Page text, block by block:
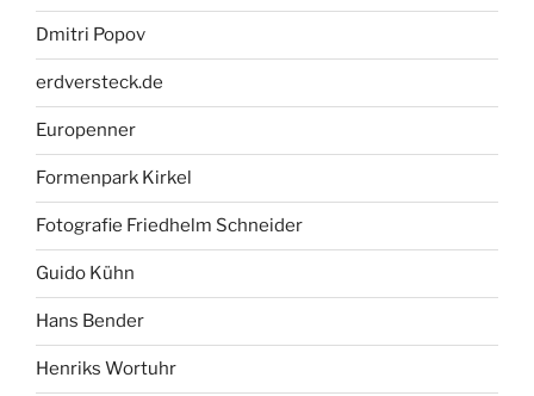
Dmitri Popov
erdversteck.de
Europenner
Formenpark Kirkel
Fotografie Friedhelm Schneider
Guido Kühn
Hans Bender
Henriks Wortuhr